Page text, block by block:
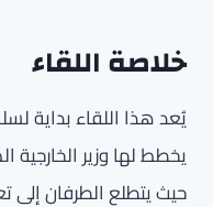
خلاصة اللقاء
يُعد هذا اللقاء بداية
يخطط لها وزير الخارجية
حيث يتطلع الطرفان إلى